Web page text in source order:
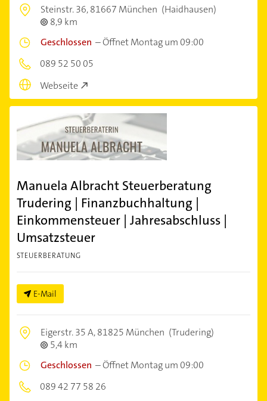
Steinstr. 36,81667 München (Haidhausen)
8,9 km
Geschlossen –Öffnet Montag um 09:00
089 52 50 05
Webseite
Manuela Albracht Steuerberatung
Trudering | Finanzbuchhaltung |
Einkommensteuer | Jahresabschluss |
Umsatzsteuer
STEUERBERATUNG
E-Mail
Eigerstr. 35 A,81825 München (Trudering)
5,4 km
Geschlossen –Öffnet Montag um 09:00
089 42 77 58 26